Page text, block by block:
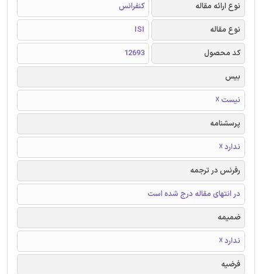
نوع ارائه مقاله
کنفرانس
نوع مقاله
ISI
کد محصول
12693
بیس
نیست ☓
پرسشنامه
ندارد ☓
رفرنس در ترجمه
در انتهای مقاله درج شده است
ضمیمه
ندارد ☓
فرضیه